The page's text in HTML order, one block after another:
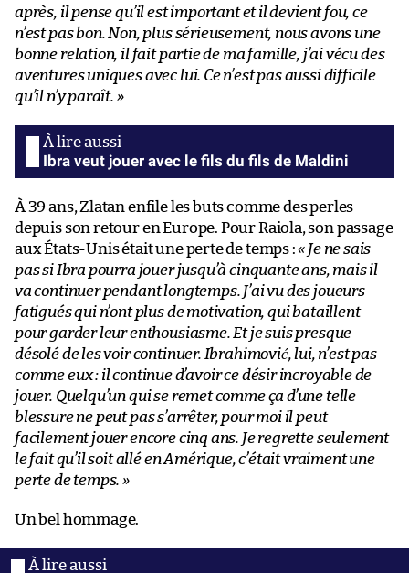
après, il pense qu’il est important et il devient fou, ce
n’est pas bon. Non, plus sérieusement, nous avons une
bonne relation, il fait partie de ma famille, j’ai vécu des
aventures uniques avec lui. Ce n’est pas aussi difficile
qu’il n’y paraît. »
Ibra veut jouer avec le fils du fils de Maldini
À 39 ans, Zlatan enfile les buts comme des perles
depuis son retour en Europe. Pour Raiola, son passage
aux États-Unis était une perte de temps :« Je ne sais
pas si Ibra pourra jouer jusqu’à cinquante ans, mais il
va continuer pendant longtemps. J’ai vu des joueurs
fatigués qui n’ont plus de motivation, qui bataillent
pour garder leur enthousiasme. Et je suis presque
désolé de les voir continuer. Ibrahimović, lui, n’est pas
comme eux : il continue d’avoir ce désir incroyable de
jouer. Quelqu’un qui se remet comme ça d’une telle
blessure ne peut pas s’arrêter, pour moi il peut
facilement jouer encore cinq ans. Je regrette seulement
le fait qu’il soit allé en Amérique, c’était vraiment une
perte de temps. »
Un bel hommage.